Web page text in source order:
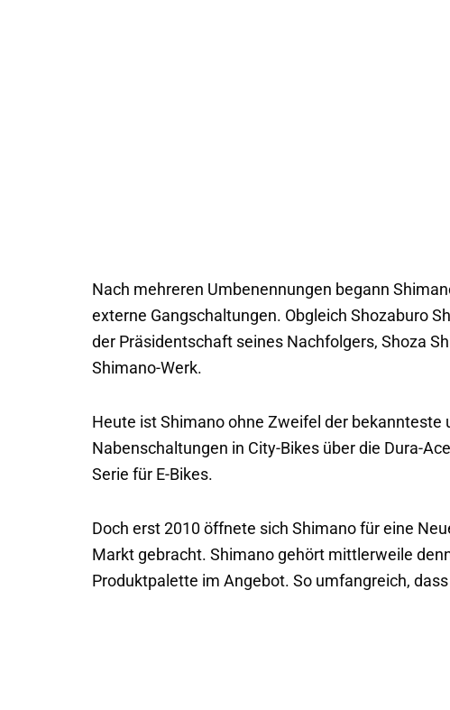
Nach mehreren Umbenennungen begann
externe Gangschaltungen. Obgleich Shozaburo
der Präsidentschaft seines Nachfolgers, Shoza
Shimano-Werk.
Heute ist Shimano ohne Zweifel der
Nabenschaltungen in City-Bikes über die Dura-
Serie für E-Bikes.
Doch erst 2010 öffnete sich Shimano für eine
Markt gebracht. Shimano gehört mittlerweile
Produktpalette im Angebot. So umfangreich,